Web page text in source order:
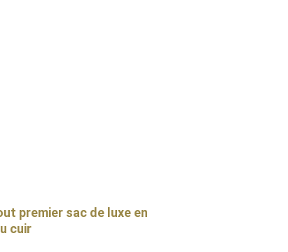
premier sac de luxe en
cuir